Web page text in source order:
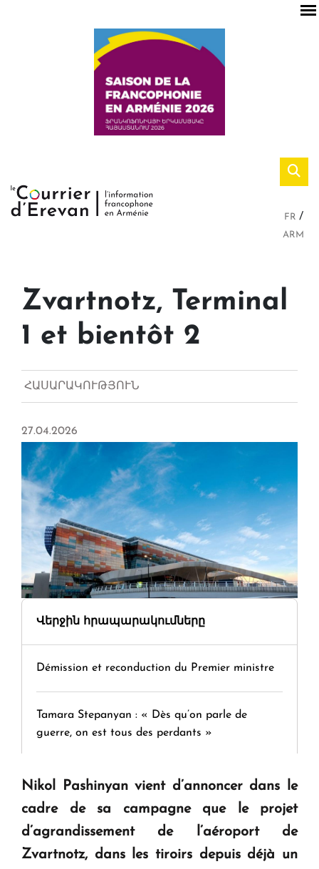
FR
ARM
Zvartnotz, Terminal
1 et bientôt 2
ՀԱՍԱՐԱԿՈՒԹՅՈՒՆ
27.04.2026
Վերջին հրապարակումները
Démission et reconduction du Premier ministre
Tamara Stepanyan : « Dès qu’on parle de
guerre, on est tous des perdants »
" Tant qu'il n'existe pas d'alternative concrète, la
KASA : 30 ans d'audace, de résilience et d'avenir
en Arménie
Nikol Pashinyan vient d’annoncer dans le
cadre de sa campagne que le projet
d’agrandissement de l’aéroport de
Zvartnotz, dans les tiroirs depuis déjà un